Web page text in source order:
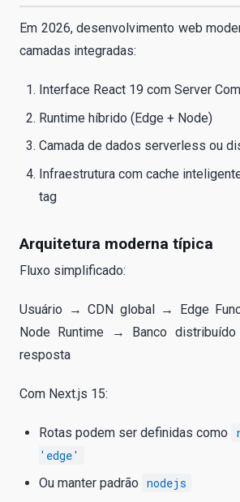
Em 2026, desenvolvimento web
camadas integradas:
Interface React 19 com Server
Runtime híbrido (Edge + Node)
Camada de dados serverless ou
Infraestrutura com cache
tag
Arquitetura moderna típica
Fluxo simplificado:
Usuário → CDN global → Edge
Node Runtime → Banco
resposta
Com Next.js 15:
Rotas podem ser definidas como
'edge'
Ou manter padrão nodejs